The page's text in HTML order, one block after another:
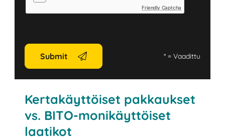
Friendly Captcha
Submit *= Vaadittu
Kertakäyttöiset pakkaukset
vs. BITO-monikäyttöiset
laatikot